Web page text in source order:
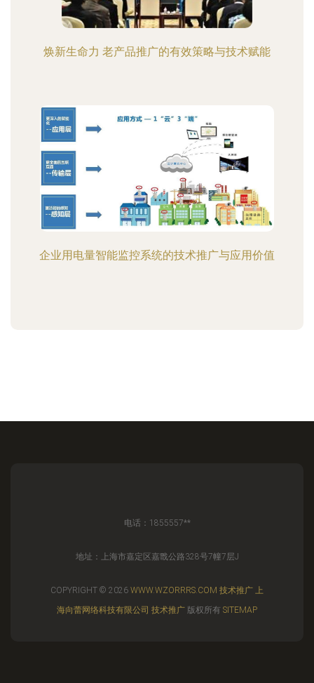
焕新生命力 老产品推广的有效策略与技术赋能
企业用电量智能监控系统的技术推广与应用价值
电话：1855557**
地址：上海市嘉定区嘉戬公路328号7幢7层J
COPYRIGHT © 2026 WWW.WZORRRS.COM 技术推广 上
海向蕾网络科技有限公司 技术推广 版权所有 SITEMAP